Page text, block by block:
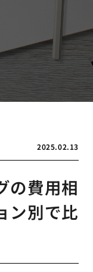
2025.02.13
の費用相
ン別で比